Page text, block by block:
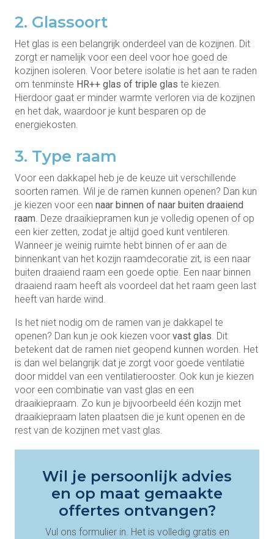
2. Glassoort
Het glas is een belangrijk onderdeel van de kozijnen. Dit
zorgt er namelijk voor een deel voor hoe goed de
kozijnen isoleren. Voor betere isolatie is het aan te raden
om tenminste HR++ glas of triple glas te kiezen.
Hierdoor gaat er minder warmte verloren via de kozijnen
en het dak, waardoor je kunt besparen op de
energiekosten.
3. Type raam
Voor een dakkapel heb je de keuze uit verschillende
soorten ramen. Wil je de ramen kunnen openen? Dan kun
je kiezen voor een naar binnen of naar buiten draaiend
raam. Deze draaikiepramen kun je volledig openen of op
een kier zetten, zodat je altijd goed kunt ventileren.
Wanneer je weinig ruimte hebt binnen of er aan de
binnenkant van het kozijn raamdecoratie zit, is een naar
buiten draaiend raam een goede optie. Een naar binnen
draaiend raam heeft als voordeel dat het raam geen last
heeft van harde wind.
Is het niet nodig om de ramen van je dakkapel te
openen? Dan kun je ook kiezen voor vast glas. Dit
betekent dat de ramen niet geopend kunnen worden. Het
is dan wel belangrijk dat je zorgt voor goede ventilatie
door middel van een ventilatierooster. Ook kun je kiezen
voor een combinatie van vast glas en een
draaikiepraam. Zo kun je bijvoorbeeld één kozijn met
draaikiepraam laten plaatsen die je kunt openen en de
rest van de kozijnen met vast glas.
Wil je persoonlijk advies
en op maat gemaakte
offertes ontvangen?
Vul ons formulier in. Het is volledig gratis en